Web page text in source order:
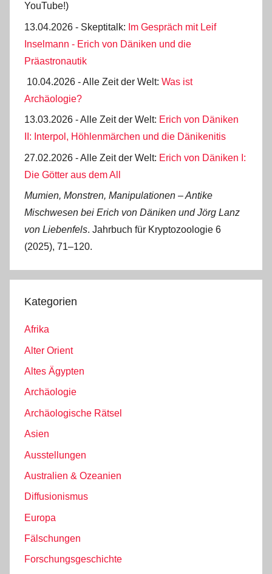
YouTube!)
13.04.2026 - Skeptitalk: Im Gespräch mit Leif
Inselmann - Erich von Däniken und die
Präastronautik
10.04.2026 - Alle Zeit der Welt: Was ist
Archäologie?
13.03.2026 - Alle Zeit der Welt: Erich von Däniken
II: Interpol, Höhlenmärchen und die Dänikenitis
27.02.2026 - Alle Zeit der Welt: Erich von Däniken I:
Die Götter aus dem All
Mumien, Monstren, Manipulationen ‒ Antike
Mischwesen bei Erich von Däniken und Jörg Lanz
von Liebenfels. Jahrbuch für Kryptozoologie 6
(2025), 71‒120.
Kategorien
Afrika
Alter Orient
Altes Ägypten
Archäologie
Archäologische Rätsel
Asien
Ausstellungen
Australien & Ozeanien
Diffusionismus
Europa
Fälschungen
Forschungsgeschichte